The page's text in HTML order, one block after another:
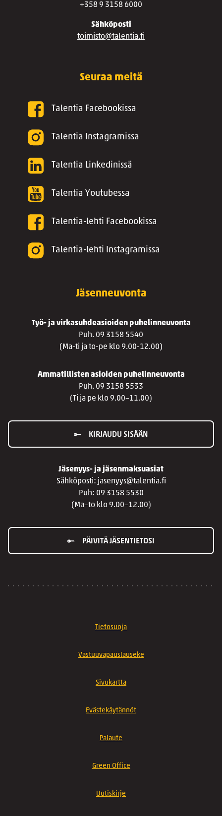
+358 9 3158 6000
Sähköposti
toimisto@talentia.fi
Seuraa meitä
Talentia Facebookissa
Talentia Instagramissa
Talentia Linkedinissä
Talentia Youtubessa
Talentia-lehti Facebookissa
Talentia-lehti Instagramissa
Jäsenneuvonta
Työ- ja virkasuhdeasioiden puhelinneuvonta
Puh. 09 3158 5540
(Ma-ti ja to-pe klo 9.00-12.00)
Ammatillisten asioiden puhelinneuvonta
Puh. 09 3158 5533
(Ti ja pe klo 9.00–11.00)
KIRJAUDU SISÄÄN
Jäsenyys- ja jäsenmaksuasiat
Sähköposti: jasenyys@talentia.fi
Puh: 09 3158 5530
(Ma–to klo 9.00–12.00)
PÄIVITÄ JÄSENTIETOSI
Tietosuoja
Vastuuvapauslauseke
Sivukartta
Evästekäytännöt
Palaute
Green Office
Uutiskirje